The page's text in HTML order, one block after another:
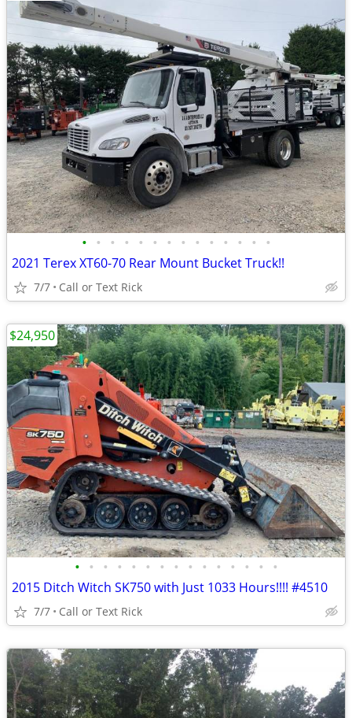
• • • • • • • • • • • • • •
2021 Terex XT60-70 Rear Mount Bucket Truck!!
7/7 Call or Text Rick
• • • • • • • • • • • • • • •
2015 Ditch Witch SK750 with Just 1033 Hours!!!! #4510
7/7 Call or Text Rick
$24,950